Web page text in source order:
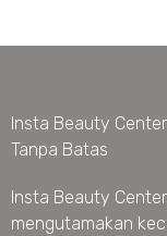
Insta Beauty
Tanpa Batas
Insta Beauty
mengutamakan